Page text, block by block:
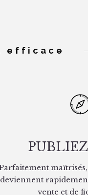
efficace
deviennent
vente et de